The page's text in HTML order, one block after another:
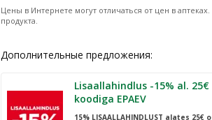
Цены в Интернете могут отличаться от цен в аптеках.
продукта.
Дополнительные предложения:
Lisaallahindlus -15% al. 25€ ostust
koodiga EPAEV
15% LISAALLAHINDLUST alates 25€